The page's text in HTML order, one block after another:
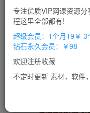
超级会员
您当前未登录！建议登
专注优质VIP网课资源
程这里全部都有!
超级会员：1个月19￥
钻石永久会员：￥98
欢迎注册收藏
不定时更新 素材，软件